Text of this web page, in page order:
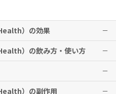
）の効果
予めご了承ください。
）の飲み方・使い方
お召し上がりいただけます。
に1～1.5杯分を目安に、お好みや
てください。
場所に保管してください。
）の副作用